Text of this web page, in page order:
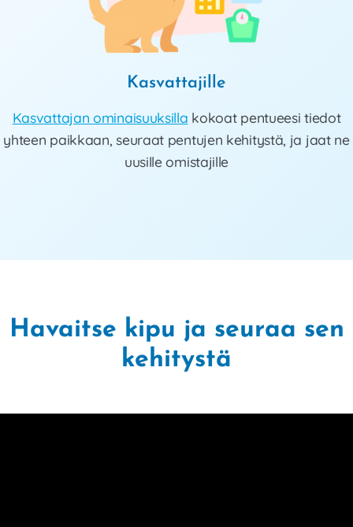
Kasvattajille
Kasvattajan ominaisuuksilla kokoat pentueesi tiedot
yhteen paikkaan, seuraat pentujen kehitystä, ja jaat ne
uusille omistajille
Havaitse kipu ja seuraa sen
kehitystä